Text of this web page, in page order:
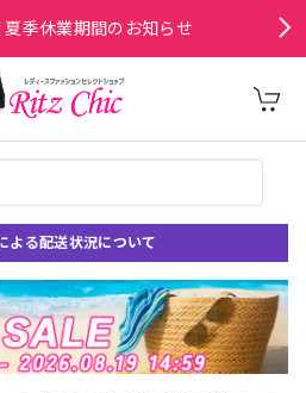
夏季休業期間のお知らせ
よる配送状況について